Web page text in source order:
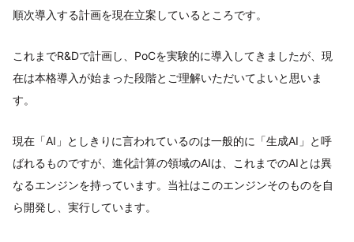
順次導入する計画を現在立案しているところです。
これまでR&Dで計画し、PoCを実験的に導入してきましたが、現
在は本格導入が始まった段階とご理解いただいてよいと思いま
す。
現在「AI」としきりに言われているのは一般的に「生成AI」と呼
ばれるものですが、進化計算の領域のAIは、これまでのAIとは異
なるエンジンを持っています。当社はこのエンジンそのものを自
ら開発し、実行しています。